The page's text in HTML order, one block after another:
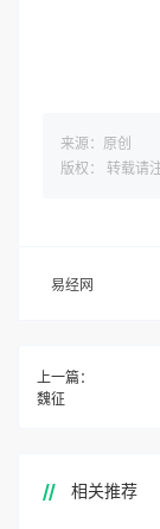
来源：原创
版权： 转载请
易经网
上一篇：
魏征
相关推荐